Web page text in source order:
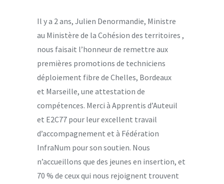
Il y a 2 ans, Julien Denormandie, Ministre
au Ministère de la Cohésion des territoires ,
nous faisait l’honneur de remettre aux
premières promotions de techniciens
déploiement fibre de Chelles, Bordeaux
et Marseille, une attestation de
compétences. Merci à Apprentis d’Auteuil
et E2C77 pour leur excellent travail
d’accompagnement et à Fédération
InfraNum pour son soutien. Nous
n’accueillons que des jeunes en insertion, et
70 % de ceux qui nous rejoignent trouvent